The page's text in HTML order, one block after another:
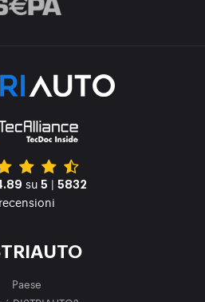
su 5 | 5832
recensioni
Paese